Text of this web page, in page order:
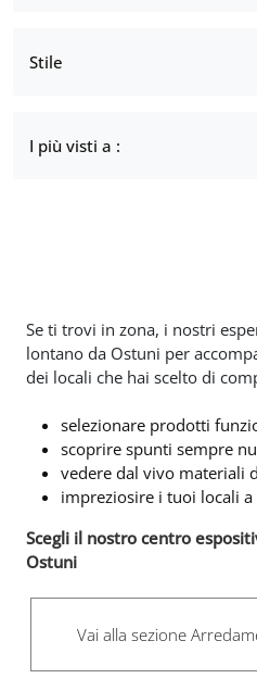
Stile
I più visti a :
Se ti trovi in zona, i nostri
lontano da Ostuni per
dei locali che hai scelto di
selezionare prodotti
scoprire spunti sempre
vedere dal vivo materiali
impreziosire i tuoi locali a
Scegli il nostro centro
Ostuni
Vai alla sezione